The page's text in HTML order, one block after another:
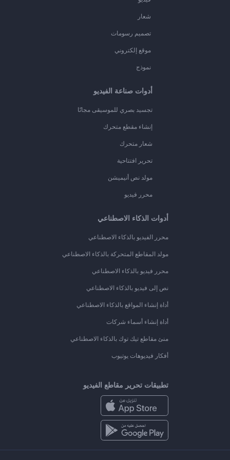
شعار
تصميم رسومات
موقع إلكتروني
نموذج
أدوات صناعة الفيديو
تجسيد بصري للموسيقى مجانًا
إنشاء مقطع متحرك
شعار متحرك
تحرير افتتاحية
مولد نص أنيميشن
محرر فيديو
أدوات الذكاء الاصطناعي
محرر الفيديو بالذكاء الاصطناعي
مولد المقاطع المتحركة بالذكاء الاصطناعي
محرر فيديو بالذكاء الاصطناعي
نص إلى فيديو بالذكاء الاصطناعي
أداة إنشاء المواقع بالذكاء الاصطناعي
أداة إنشاء أسماء شركات
منئ مقاطع تيك توك بالذكاء الاصطناعي
أفكار فيديوهات يوتيوب
تطبيقات تحرير مقاطع الفيديو